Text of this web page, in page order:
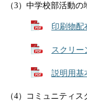
（3）中学校部活動
印刷物配
スクリー
説明用基
（4）コミュニティ